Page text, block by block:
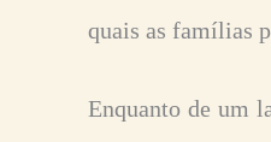
quais as famílias
Enquanto de um